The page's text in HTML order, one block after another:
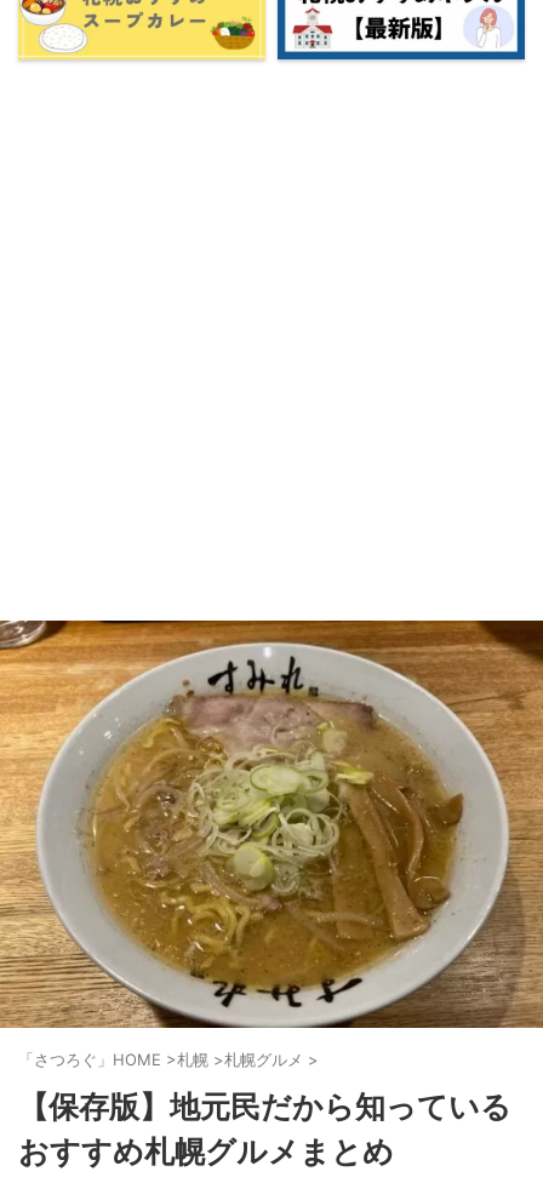
「さつろぐ」HOME >札幌 >札幌グルメ >
【保存版】地元民だから知っている
おすすめ札幌グルメまとめ